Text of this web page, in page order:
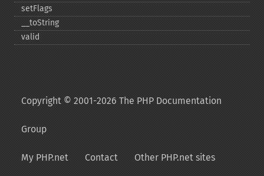
setFlags
_​_​toString
valid
Copyright © 2001-2026 The PHP Documentation
Group
My PHP.net Contact Other PHP.net sites